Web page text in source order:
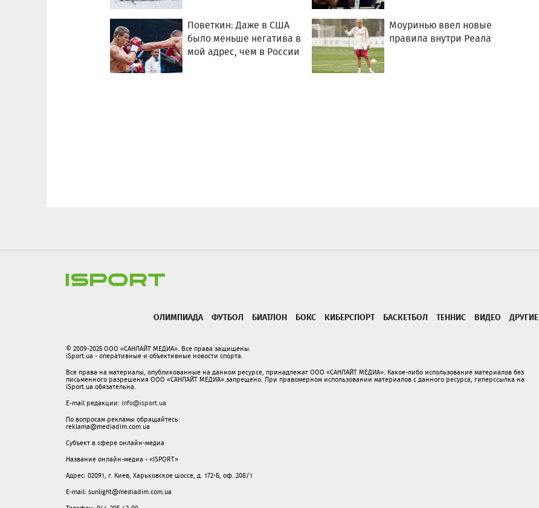
Поветкин: Даже в США
было меньше негатива в
мой адрес, чем в России
Моуринью ввел новые
правила внутри Реала
ОЛИМПИАДА ФУТБОЛ БИАТЛОН БОКС КИБЕРСПОРТ БАСКЕТБОЛ ТЕННИС ВИДЕО ДРУГИЕ
© 2009-2025 ООО «САНЛАЙТ МЕДИА». Все права защищены.
iSport.ua - оперативные и объективные новости спорта.
Все права на материалы, опубликованные на данном ресурсе, принадлежат ООО «САНЛАЙТ МЕДИА». Какое-либо использование материалов без
письменного разрешения ООО «САНЛАЙТ МЕДИА» запрещено. При правомерном использовании материалов с данного ресурса, гиперссылка на
iSport.ua обязательна.
E-mail редакции: info@isport.ua
По вопросам рекламы обращайтесь:
reklama@mediadim.com.ua
Субъект в сфере онлайн-медиа
Название онлайн-медиа - «ISPORT»
Адрес: 02091, г. Киев, Харьковское шоссе, д. 172-Б, оф. 208/1
E-mail: sunlight@mediadim.com.ua